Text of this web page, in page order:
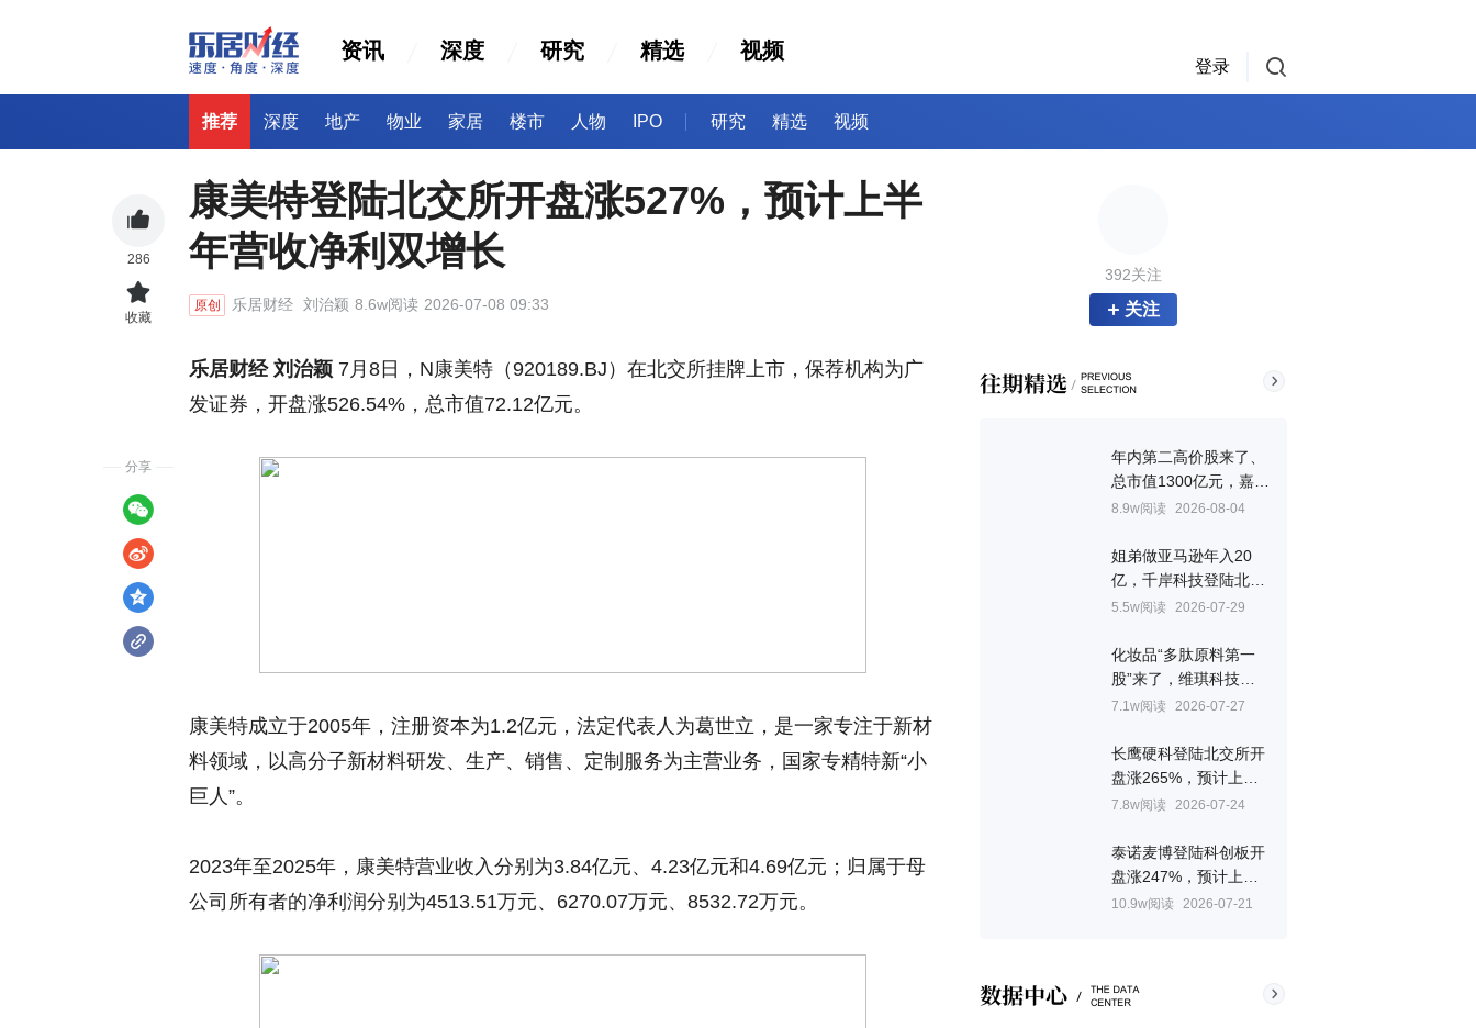
资讯 深度 研究 精选 视频
登录
推荐 深度 地产 物业 家居 楼市 人物 IPO 研究 精选 视频
392关注
关注
年内第二高价股来了、
总市值1300亿元，嘉立
创登陆深交所开盘涨超
8.9w阅读 2026-08-04
姐弟做亚马逊年入20
亿，千岸科技登陆北交
所开盘涨106%
5.5w阅读 2026-07-29
化妆品“多肽原料第一
股”来了，维琪科技登
陆北交所开盘涨103%
7.1w阅读 2026-07-27
长鹰硬科登陆北交所开
盘涨265%，预计上半
年扣非净利最高增11.6
7.8w阅读 2026-07-24
泰诺麦博登陆科创板开
盘涨247%，预计上半
年营收最高增长6倍、
10.9w阅读 2026-07-21
康美特登陆北交所开盘涨527%，预计上半
年营收净利双增长
原创 乐居财经 刘治颖 8.6w阅读 2026-07-08 09:33
乐居财经 刘治颖 7月8日，N康美特（920189.BJ）在北交所挂牌上市，保荐机构为广
发证券，开盘涨526.54%，总市值72.12亿元。
康美特成立于2005年，注册资本为1.2亿元，法定代表人为葛世立，是一家专注于新材
料领域，以高分子新材料研发、生产、销售、定制服务为主营业务，国家专精特新“小
巨人”。
2023年至2025年，康美特营业收入分别为3.84亿元、4.23亿元和4.69亿元；归属于母
公司所有者的净利润分别为4513.51万元、6270.07万元、8532.72万元。
286
收藏
分享